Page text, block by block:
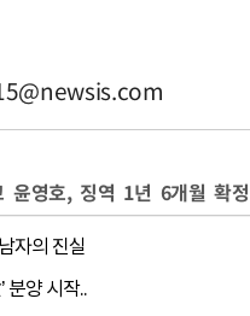
윤영호, 징역 1년 6개월 확정